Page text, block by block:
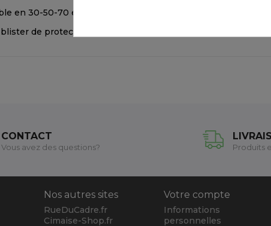
en 30-50-70 et 100cm
de protection
CONTACT
Vous avez des questions? Produits
Nos autres sites
RueDuCadre.fr
Cimaise-Shop.fr
Votre compte
Informations
personnelles